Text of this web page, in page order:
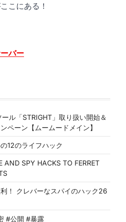
こにある！
バー
ル「STRIGHT」取り扱い開始＆
ペーン【ムームードメイン】
12のライフハック
AND SPY HACKS TO FERRET
！ クレバーなスパイのハック26
#公開 #暴露